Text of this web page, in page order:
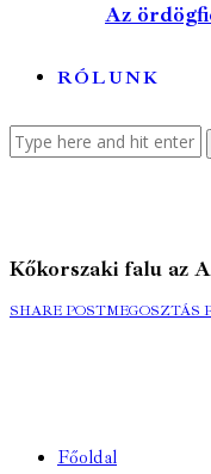
Az
RÓLUNK
Kőkorszaki falu az
SHARE POSTMEGOSZTÁS
Főoldal